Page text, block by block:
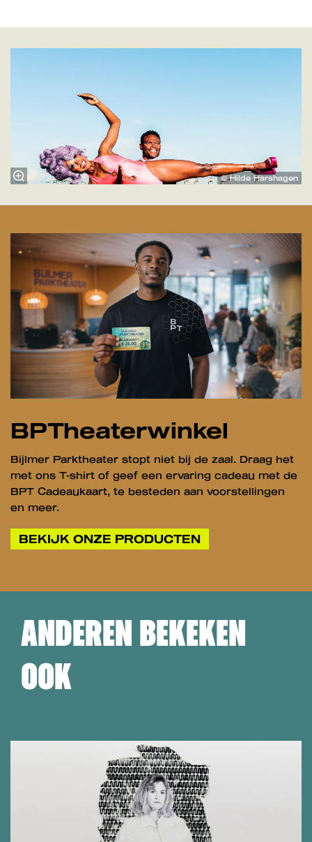
© Hilde Harshagen
BPTheaterwinkel
Bijlmer Parktheater stopt niet bij de zaal. Draag het
met ons T-shirt of geef een ervaring cadeau met de
BPT Cadeaukaart, te besteden aan voorstellingen
en meer.
BEKIJK ONZE PRODUCTEN
ANDEREN BEKEKEN
OOK